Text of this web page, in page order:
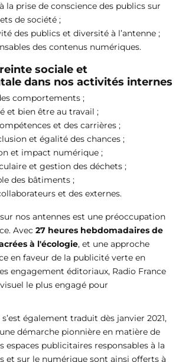
la prise de conscience des publics sur
de société ;
des publics et diversité à l’antenne ;
des contenus numériques.
sociale et
dans nos activités internes
comportements ;
et bien être au travail ;
et des carrières ;
et égalité des chances ;
et impact numérique ;
et gestion des déchets ;
des bâtiments ;
et des externes.
nos antennes est une préoccupation
Avec 27 heures hebdomadaires de
à l'écologie, et une approche
en faveur de la publicité verte en
engagement éditoriaux, Radio France
le plus engagé pour
également traduit dès janvier 2021,
démarche pionnière en matière de
espaces publicitaires responsables à la
et sur le numérique sont ainsi offerts à